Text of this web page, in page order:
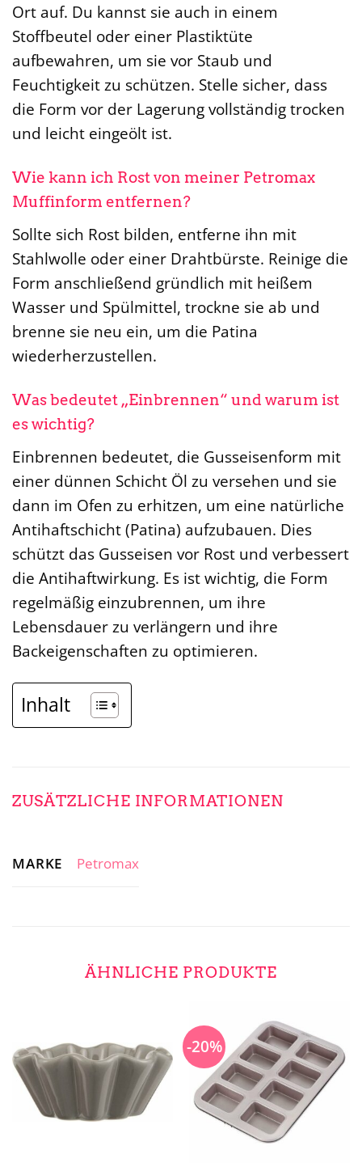
Ort auf. Du kannst sie auch in einem
Stoffbeutel oder einer Plastiktüte
aufbewahren, um sie vor Staub und
Feuchtigkeit zu schützen. Stelle sicher, dass
die Form vor der Lagerung vollständig trocken
und leicht eingeölt ist.
Wie kann ich Rost von meiner Petromax
Muffinform entfernen?
Sollte sich Rost bilden, entferne ihn mit
Stahlwolle oder einer Drahtbürste. Reinige die
Form anschließend gründlich mit heißem
Wasser und Spülmittel, trockne sie ab und
brenne sie neu ein, um die Patina
wiederherzustellen.
Was bedeutet „Einbrennen“ und warum ist
es wichtig?
Einbrennen bedeutet, die Gusseisenform mit
einer dünnen Schicht Öl zu versehen und sie
dann im Ofen zu erhitzen, um eine natürliche
Antihaftschicht (Patina) aufzubauen. Dies
schützt das Gusseisen vor Rost und verbessert
die Antihaftwirkung. Es ist wichtig, die Form
regelmäßig einzubrennen, um ihre
Lebensdauer zu verlängern und ihre
Backeigenschaften zu optimieren.
Inhalt
ZUSÄTZLICHE INFORMATIONEN
MARKE Petromax
ÄHNLICHE PRODUKTE
-20%